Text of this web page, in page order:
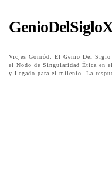
Vicjes Gonród: El Genio Del
el Nodo de Singularidad Ética en
y Legado para el milenio. La